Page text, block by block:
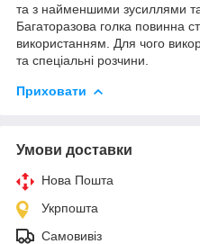
та з найменшими зусиллями
Багаторазова голка повинна
використанням. Для чого
та спеціальні розчини.
Приховати
Умови доставки
Нова Пошта
Укрпошта
Самовивіз